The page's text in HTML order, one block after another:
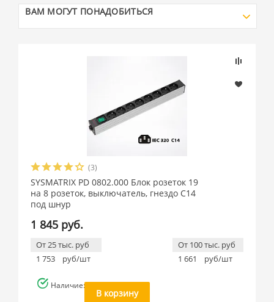
ВАМ МОГУТ ПОНАДОБИТЬСЯ
(3)
SYSMATRIX PD 0802.000 Блок розеток 19
на 8 розеток, выключатель, гнездо C14
под шнур
1 845 руб.
От 25 тыс. руб
1 753
руб/шт
От 100 тыс. руб
1 661
руб/шт
Наличие: много
В корзину